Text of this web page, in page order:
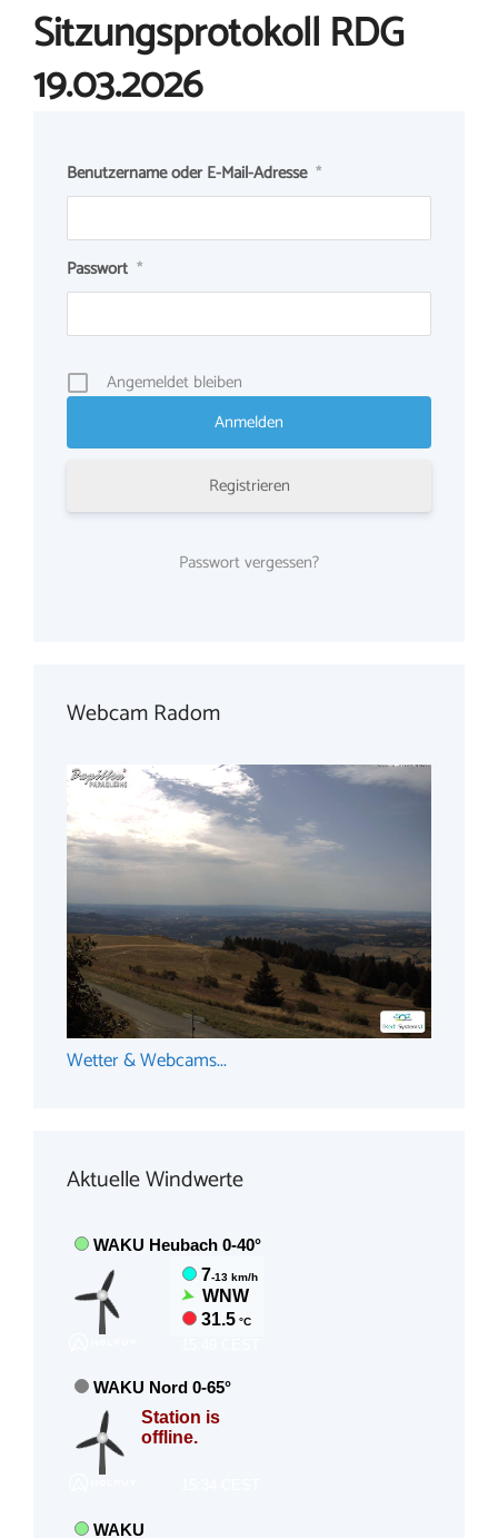
Sitzungsprotokoll RDG
19.03.2026
Benutzername oder E-Mail-Adresse *
Passwort *
Angemeldet bleiben
Registrieren
Passwort vergessen?
Webcam Radom
Wetter & Webcams...
Aktuelle Windwerte